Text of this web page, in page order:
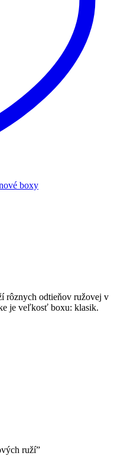
boxy
rôznych odtieňov ružovej v
je veľkosť boxu: klasik.
ruží”